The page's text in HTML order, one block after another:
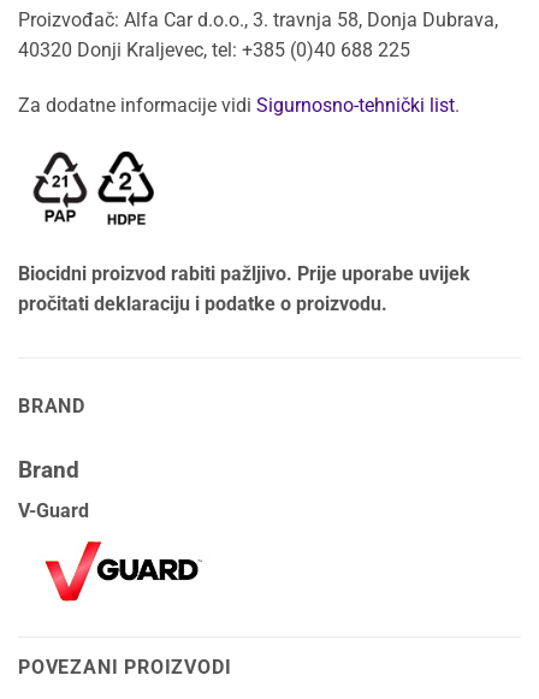
Proizvođač: Alfa Car d.o.o., 3. travnja 58, Donja Dubrava,
40320 Donji Kraljevec, tel: +385 (0)40 688 225
Za dodatne informacije vidi Sigurnosno-tehnički list.
Biocidni proizvod rabiti pažljivo. Prije uporabe uvijek
pročitati deklaraciju i podatke o proizvodu.
BRAND
Brand
V-Guard
POVEZANI PROIZVODI